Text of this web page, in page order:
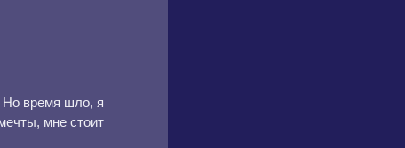
Но время шло, я
мне стоит